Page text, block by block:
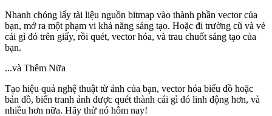
Nhanh chóng lấy tài liệu nguồn bitmap vào thành phần vector của
bạn, mở ra một phạm vi khả năng sáng tạo. Hoặc đi trường cũ và vẻ
cái gì đó trên giấy, rồi quét, vector hóa, và trau chuốt sáng tạo của
bạn.
...và Thêm Nữa
Tạo hiệu quả nghệ thuật từ ảnh của bạn, vector hóa biểu đồ hoặc
bản đồ, biến tranh ảnh được quét thành cái gì đó linh động hơn, và
nhiều hơn nữa. Hãy thử nó hôm nay!